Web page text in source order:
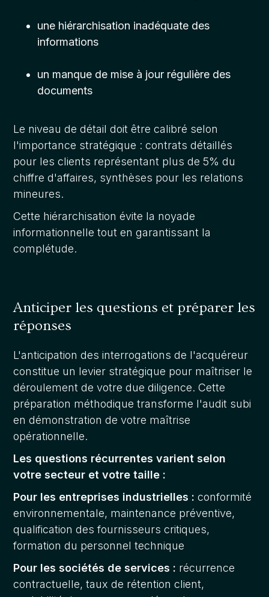
une hiérarchisation inadéquate des
informations
un manque de mise à jour régulière des
documents
Le niveau de détail doit être calibré selon
l'importance stratégique : contrats détaillés
pour les clients représentant plus de 5% du
chiffre d'affaires, synthèses pour les relations
mineures.
Cette hiérarchisation évite la noyade
informationnelle tout en garantissant la
complétude.
Anticiper les questions et préparer les
réponses
L'anticipation des interrogations de l'acquéreur
constitue un levier stratégique pour maîtriser le
déroulement de votre due diligence. Cette
préparation méthodique transforme l'audit subi
en démonstration de votre maîtrise
opérationnelle.
Les questions récurrentes varient selon
votre secteur et votre taille :
Pour les entreprises industrielles : conformité
environnementale, maintenance préventive,
qualification des fournisseurs critiques,
formation du personnel technique
Pour les sociétés de services : récurrence
contractuelle, taux de rétention client,